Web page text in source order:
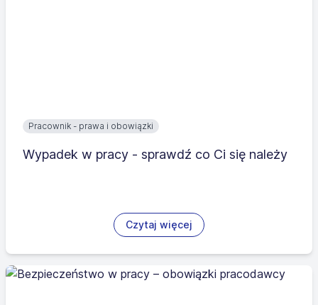
Pracownik - prawa i obowiązki
Wypadek w pracy - sprawdź co Ci się należy
Czytaj więcej